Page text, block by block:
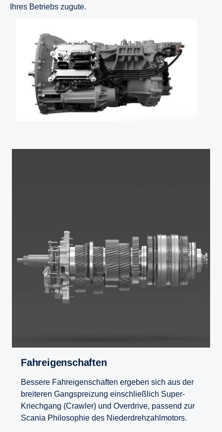
Ihres Betriebs zugute.
Fahreigenschaften
Bessere Fahreigenschaften ergeben sich aus der
breiteren Gangspreizung einschließlich Super-
Kriechgang (Crawler) und Overdrive, passend zur
Scania Philosophie des Niederdrehzahlmotors.